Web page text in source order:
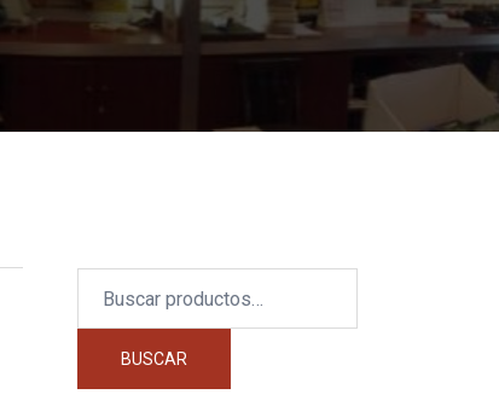
por:
BUSCAR